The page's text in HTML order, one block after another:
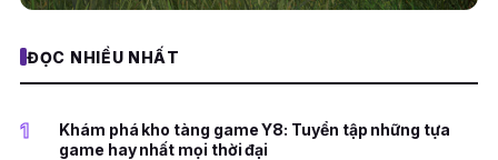
ĐỌC NHIỀU NHẤT
1
Khám phá kho tàng game Y8: Tuyển tập những tựa
game hay nhất mọi thời đại